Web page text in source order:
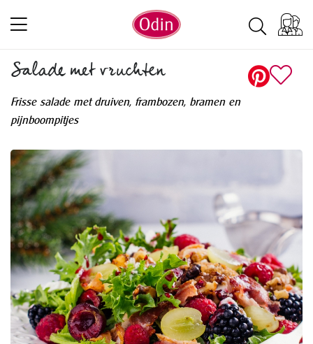
Salade met vruchten
Frisse salade met druiven, frambozen, bramen en
pijnboompitjes